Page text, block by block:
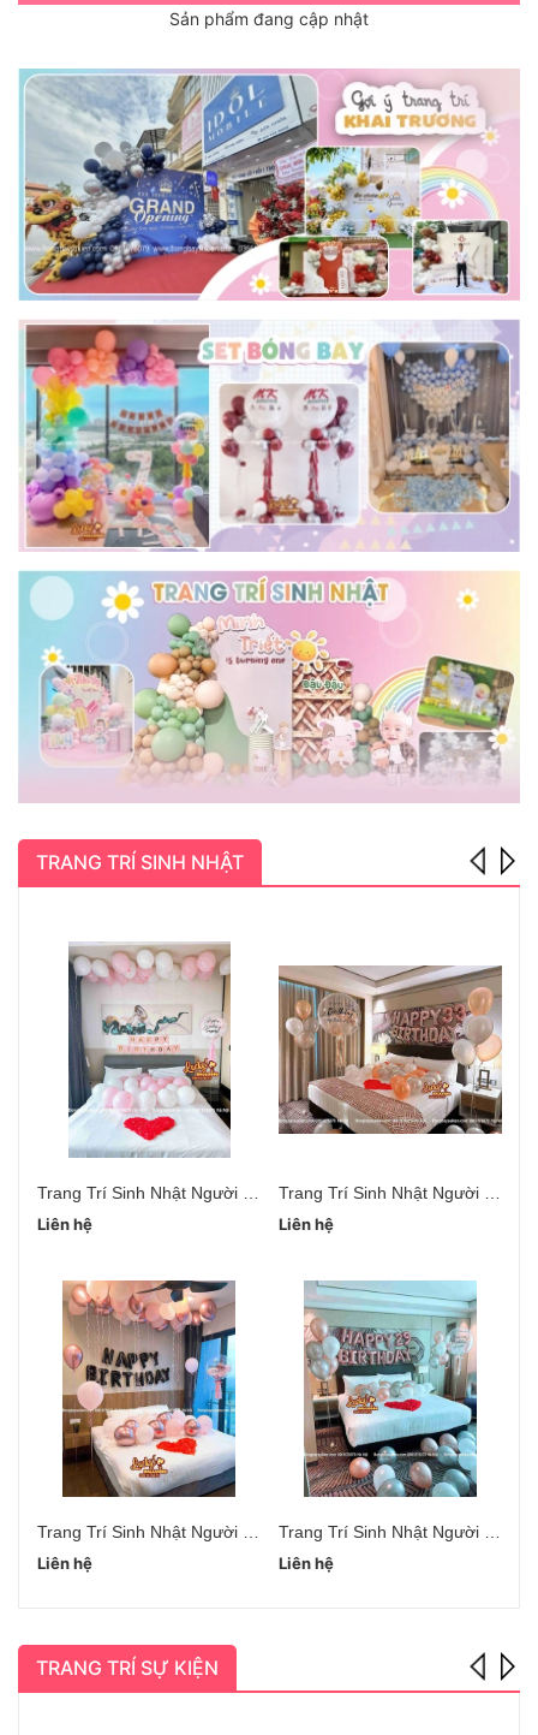
Sản phẩm đang cập nhật
TRANG TRÍ SINH NHẬT
Liên hệ
Liên hệ
Liên hệ
Liên hệ
TRANG TRÍ SỰ KIỆN